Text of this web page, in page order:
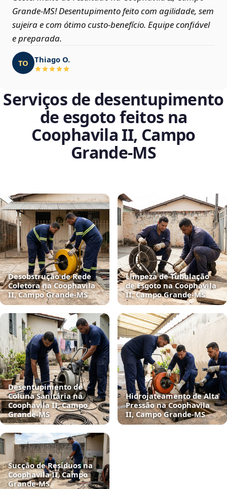
Grande‑MS! Desentupimento feito com agilidade, sem
sujeira e com ótimo custo-benefício. Equipe confiável
e preparada.
TO Thiago O.
Serviços de desentupimento
de esgoto feitos na
Coophavila II, Campo
Grande‑MS
Desobstrução de Rede
Coletora na Coophavila
II, Campo Grande‑MS
Limpeza de Tubulação
de Esgoto na Coophavila
II, Campo Grande‑MS
Desentupimento de
Coluna Sanitária na
Coophavila II, Campo
Grande‑MS
Hidrojateamento de Alta
Pressão na Coophavila
II, Campo Grande‑MS
Sucção de Resíduos na
Coophavila II, Campo
Grande‑MS